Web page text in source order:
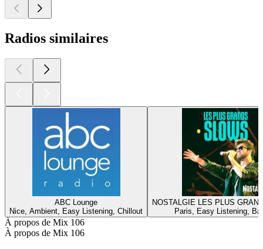
Radios similaires
ABC Lounge
Nice, Ambient, Easy Listening, Chillout
NOSTALGIE LES PLUS
Paris, Easy Listening,
À propos de Mix 106
À propos de Mix 106